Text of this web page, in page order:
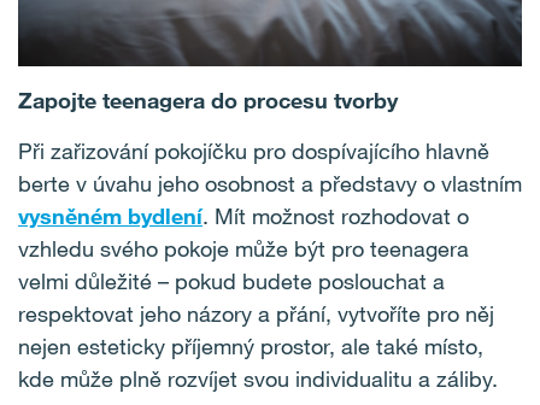
Zapojte teenagera do procesu tvorby
Při zařizování pokojíčku pro dospívajícího hlavně
berte v úvahu jeho osobnost a představy o vlastním
vysněném bydlení. Mít možnost rozhodovat o
vzhledu svého pokoje může být pro teenagera
velmi důležité – pokud budete poslouchat a
respektovat jeho názory a přání, vytvoříte pro něj
nejen esteticky příjemný prostor, ale také místo,
kde může plně rozvíjet svou individualitu a záliby.